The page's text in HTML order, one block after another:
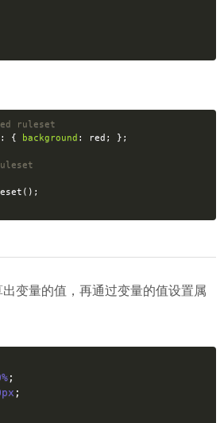
ruleset
{ background : red; };
();
变量的值，再通过变量的值设置属
;
;